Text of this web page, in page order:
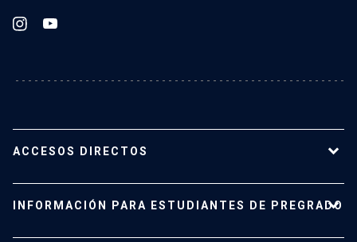
ACCESOS DIRECTOS
Carreras y programas
INFORMACIÓN PARA ESTUDIANTES DE PREGRADO